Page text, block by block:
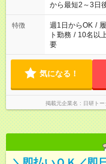
から最短2～3日
特徴 週1日からOK /
ト勤務 / 10名以
要
気になる！
掲載元企業名 日研ト